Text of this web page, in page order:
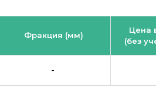
Фракция (мм)
Цена
(без
-